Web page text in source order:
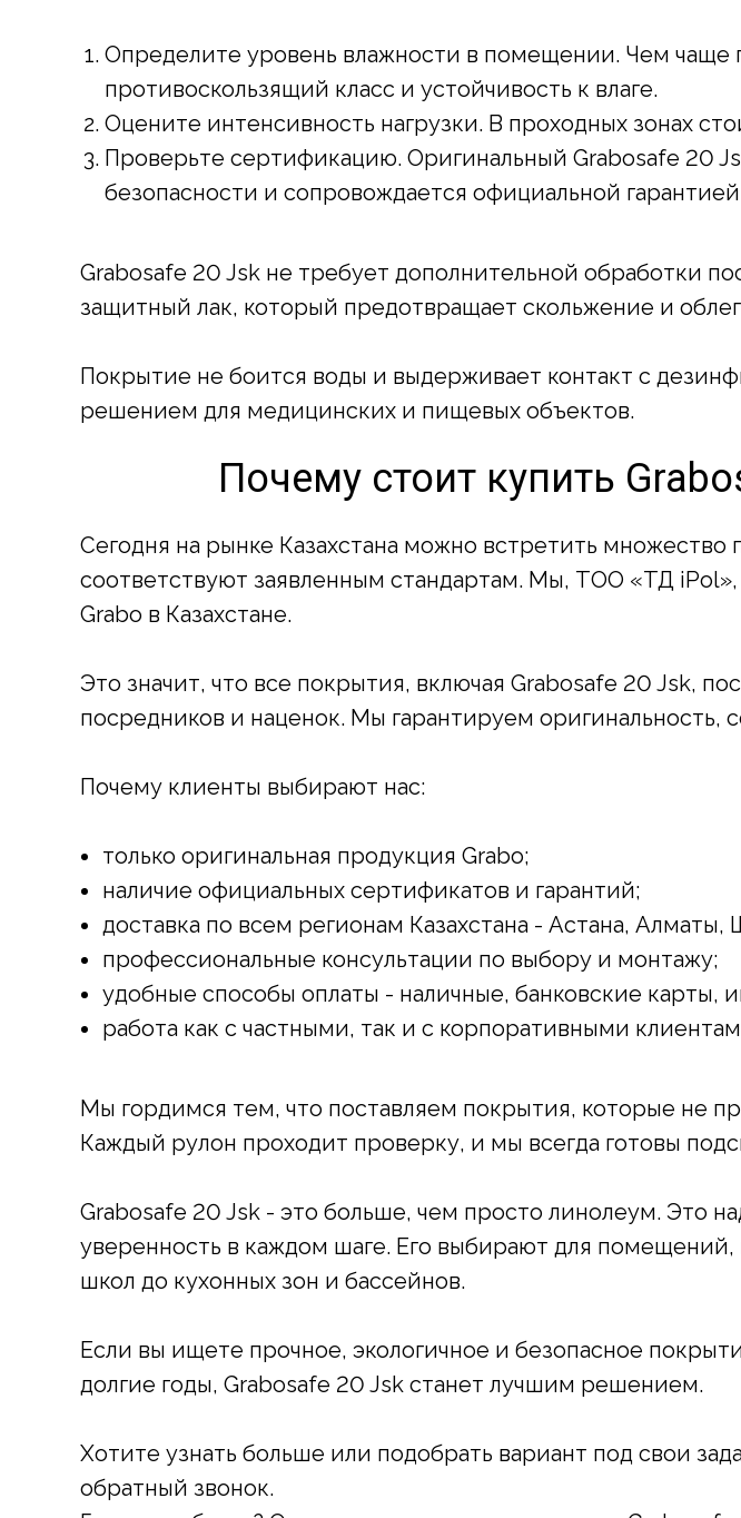
Определите уровень влажности в помещении. Чем чаще
противоскользящий класс и устойчивость к влаге.
Оцените интенсивность нагрузки. В проходных зонах
Проверьте сертификацию. Оригинальный Grabosafe 20
безопасности и сопровождается официальной
Grabosafe 20 Jsk не требует дополнительной обработки
защитный лак, который предотвращает скольжение и
Покрытие не боится воды и выдерживает контакт с
решением для медицинских и пищевых объектов.
Почему стоит купить
Сегодня на рынке Казахстана можно встретить
соответствуют заявленным стандартам. Мы, ТОО «ТД
Grabo в Казахстане.
Это значит, что все покрытия, включая Grabosafe 20 Jsk,
посредников и наценок. Мы гарантируем оригинальность,
Почему клиенты выбирают нас:
только оригинальная продукция Grabo;
наличие официальных сертификатов и гарантий;
доставка по всем регионам Казахстана - Астана,
профессиональные консультации по выбору и монтажу;
удобные способы оплаты - наличные, банковские карты,
работа как с частными, так и с корпоративными
Мы гордимся тем, что поставляем покрытия, которые не
Каждый рулон проходит проверку, и мы всегда готовы
Grabosafe 20 Jsk - это больше, чем просто линолеум. Это
уверенность в каждом шаге. Его выбирают для
школ до кухонных зон и бассейнов.
Если вы ищете прочное, экологичное и безопасное
долгие годы, Grabosafe 20 Jsk станет лучшим решением.
Хотите узнать больше или подобрать вариант под свои
обратный звонок.
О КОМПАНИИ
КОНТАКТЫ